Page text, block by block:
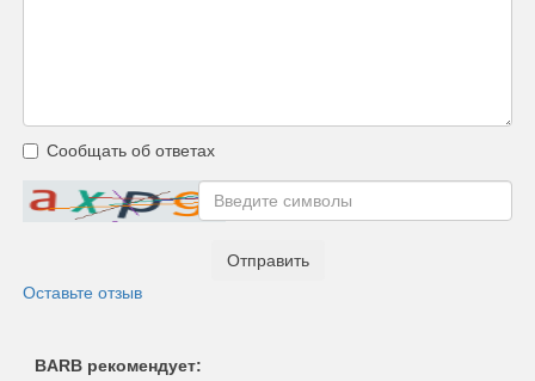
Сообщать об ответах
Отправить
Оставьте отзыв
BARB рекомендует: